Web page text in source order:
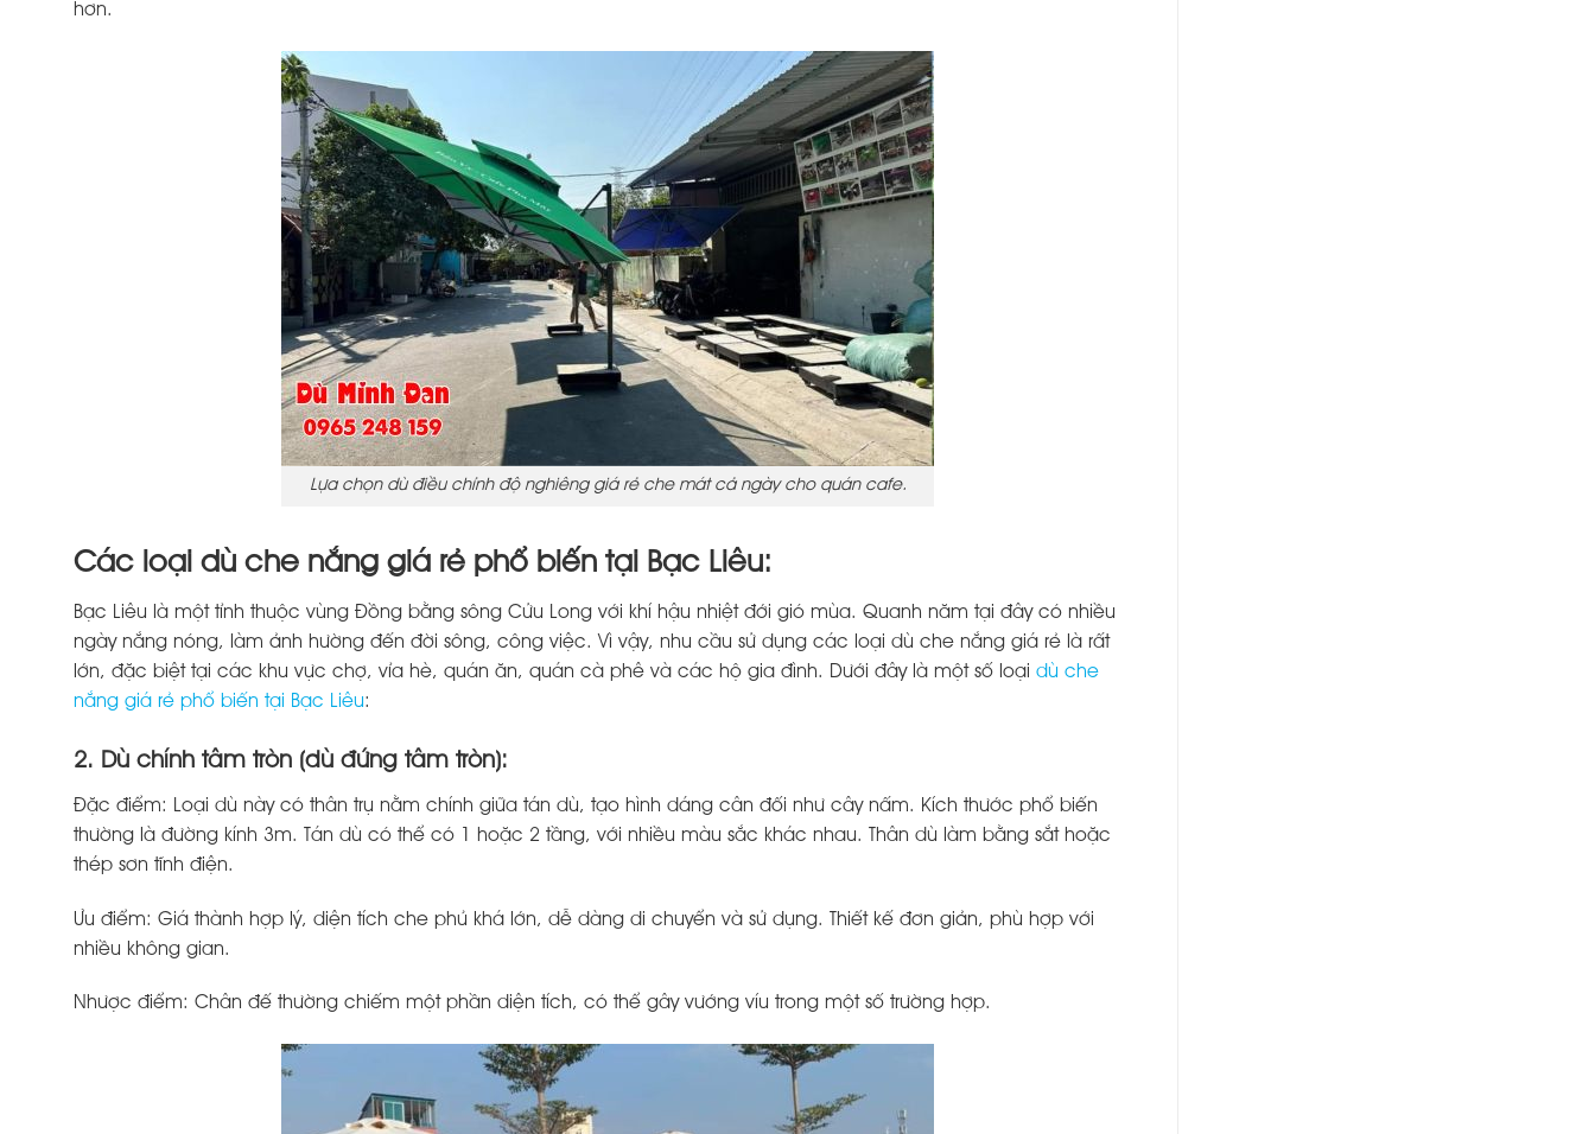
hơn.
Lựa chọn dù điều chỉnh độ nghiêng giá rẻ che mát cả ngày cho quán cafe.
Các loại dù che nắng giá rẻ phổ biến tại Bạc Liêu:
Bạc Liêu là một tỉnh thuộc vùng Đồng bằng sông Cửu Long với khí hậu nhiệt đới gió mùa. Quanh năm tại đây có nhiều
ngày nắng nóng, làm ảnh hường đến đời sông, công việc. Vì vậy, nhu cầu sử dụng các loại dù che nắng giá rẻ là rất
lớn, đặc biệt tại các khu vực chợ, vỉa hè, quán ăn, quán cà phê và các hộ gia đình. Dưới đây là một số loại dù che
nắng giá rẻ phổ biến tại Bạc Liêu :
2. Dù chính tâm tròn (dù đứng tâm tròn):
Đặc điểm: Loại dù này có thân trụ nằm chính giữa tán dù, tạo hình dáng cân đối như cây nấm. Kích thước phổ biến
thường là đường kính 3m. Tán dù có thể có 1 hoặc 2 tầng, với nhiều màu sắc khác nhau. Thân dù làm bằng sắt hoặc
thép sơn tĩnh điện.
Ưu điểm: Giá thành hợp lý, diện tích che phủ khá lớn, dễ dàng di chuyển và sử dụng. Thiết kế đơn giản, phù hợp với
nhiều không gian.
Nhược điểm: Chân đế thường chiếm một phần diện tích, có thể gây vướng víu trong một số trường hợp.